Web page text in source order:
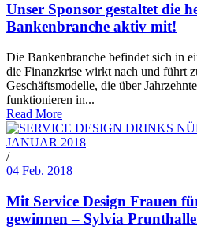
Unser Sponsor gestaltet die
Bankenbranche aktiv mit!
Die Bankenbranche befindet sich in
die Finanzkrise wirkt nach und führt
Geschäftsmodelle, die über
funktionieren in...
Read More
/
04 Feb. 2018
Mit Service Design Frauen
gewinnen – Sylvia